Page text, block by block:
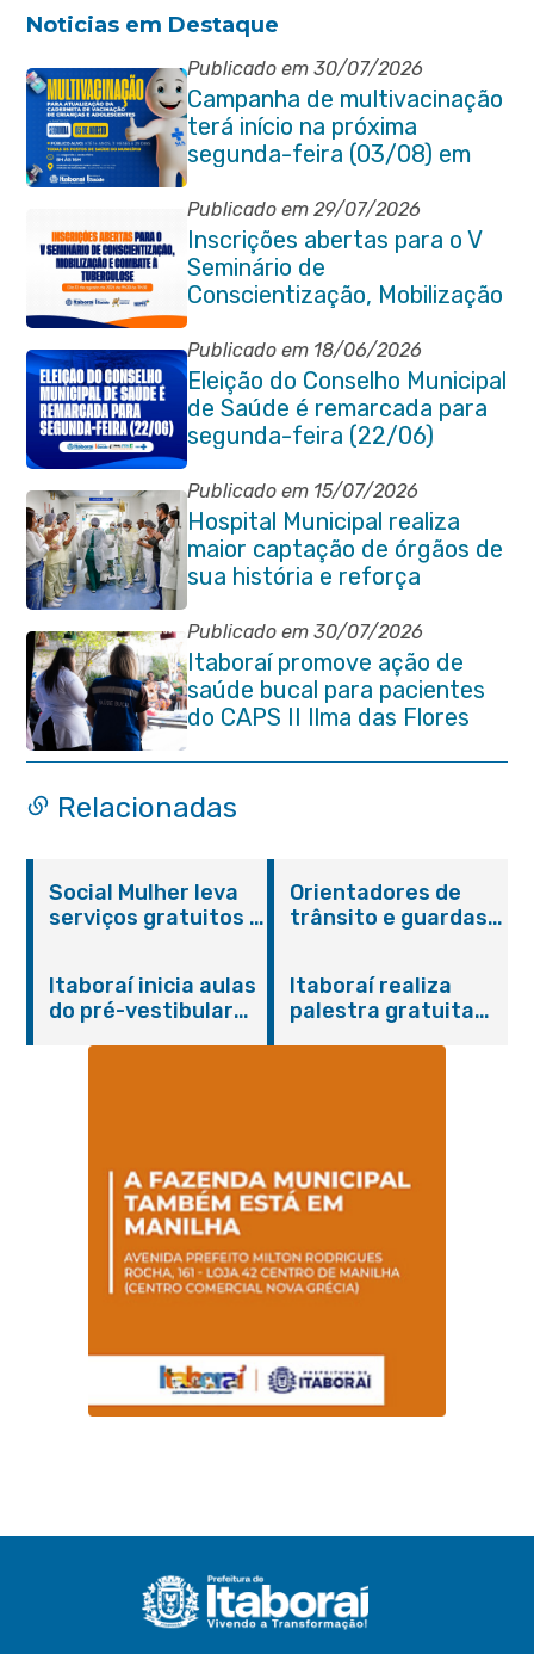
Noticias em Destaque
Publicado em 30/07/2026
Campanha de multivacinação
terá início na próxima
segunda-feira (03/08) em
Itaboraí
Publicado em 29/07/2026
Inscrições abertas para o V
Seminário de
Conscientização, Mobilização
e Combate à Tuberculose em
Itaboraí
Publicado em 18/06/2026
Eleição do Conselho Municipal
de Saúde é remarcada para
segunda-feira (22/06)
Publicado em 15/07/2026
Hospital Municipal realiza
maior captação de órgãos de
sua história e reforça
compromisso com a vida
Publicado em 30/07/2026
Itaboraí promove ação de
saúde bucal para pacientes
do CAPS II Ilma das Flores
Relacionadas
Social Mulher leva
serviços gratuitos à
sexta-feira (07/08)
Orientadores de
trânsito e guardas
primeiros socorros
em Itaboraí
Itaboraí inicia aulas
do pré-vestibular
Itaboraí realiza
palestra gratuita